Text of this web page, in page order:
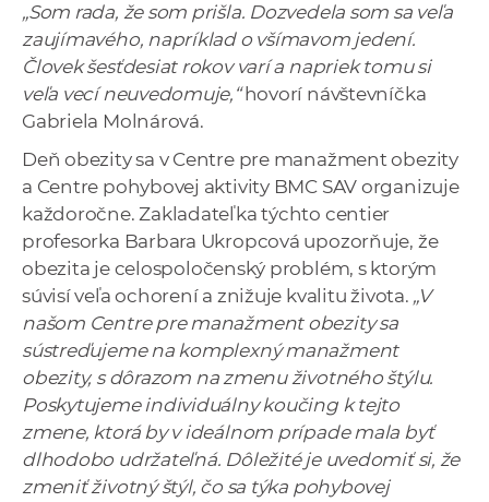
„Som rada, že som prišla. Dozvedela som sa veľa
zaujímavého, napríklad o všímavom jedení.
Človek šesťdesiat rokov varí a napriek tomu si
veľa vecí neuvedomuje,“hovorí návštevníčka
Gabriela Molnárová.
Deň obezity sa v Centre pre manažment obezity
a Centre pohybovej aktivity BMC SAV organizuje
každoročne. Zakladateľka týchto centier
profesorka Barbara Ukropcová upozorňuje, že
obezita je celospoločenský problém, s ktorým
súvisí veľa ochorení a znižuje kvalitu života. „V
našom Centre pre manažment obezity sa
sústreďujeme na komplexný manažment
obezity, s dôrazom na zmenu životného štýlu.
Poskytujeme individuálny koučing k tejto
zmene, ktorá by v ideálnom prípade mala byť
dlhodobo udržateľná. Dôležité je uvedomiť si, že
zmeniť životný štýl, čo sa týka pohybovej